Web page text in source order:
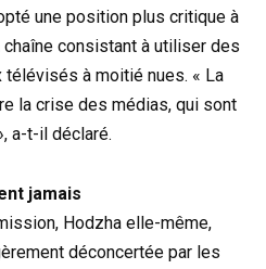
une position plus critique à
chaîne consistant à utiliser des
à moitié nues. « La
la crise des médias, qui sont
a-t-il déclaré.
jamais
Hodzha elle-même,
déconcertée par les